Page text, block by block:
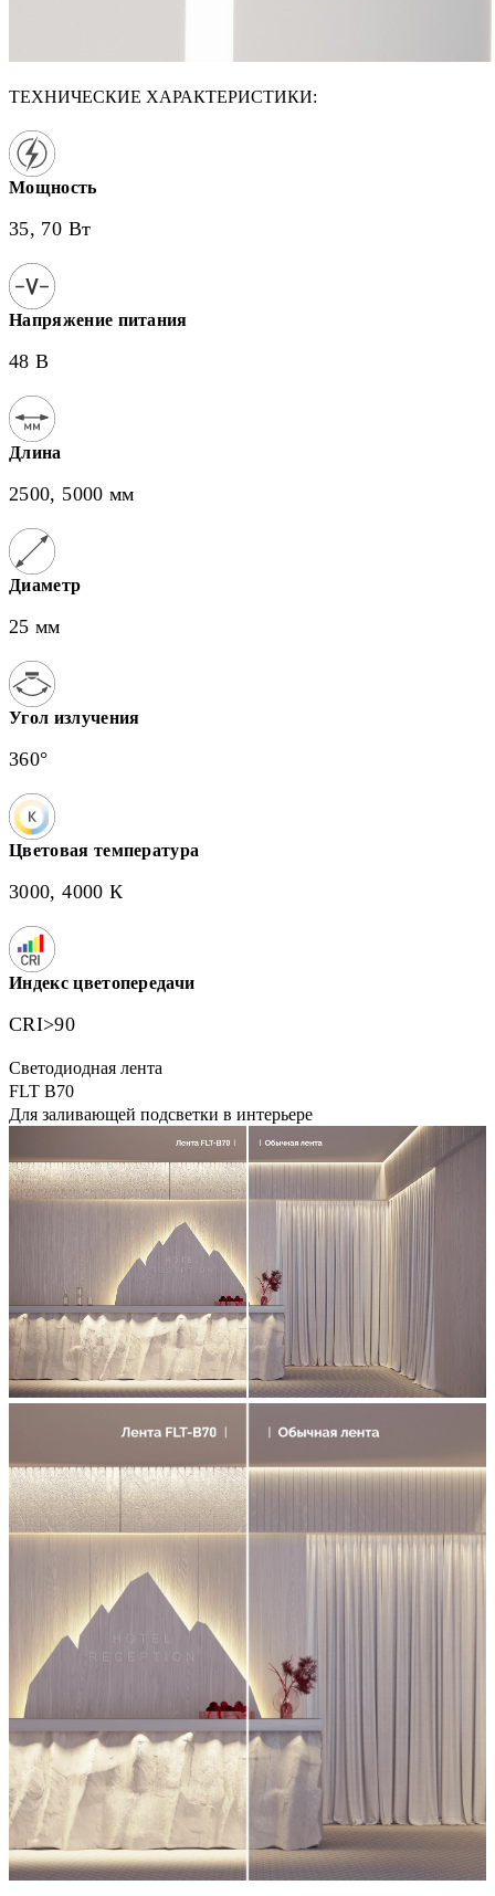
ТЕХНИЧЕСКИЕ ХАРАКТЕРИСТИКИ:
Мощность
35, 70 Вт
Напряжение питания
48 В
Длина
2500, 5000 мм
Диаметр
25 мм
Угол излучения
360°
Цветовая температура
3000, 4000 К
Индекс цветопередачи
CRI>90
Светодиодная лента
FLT B70
Для заливающей подсветки в интерьере